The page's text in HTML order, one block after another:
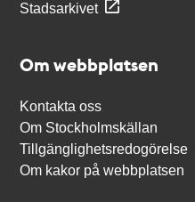
Stadsarkivet
Om webbplatsen
Kontakta oss
Om Stockholmskällan
Tillgänglighetsredogörelse
Om kakor på webbplatsen